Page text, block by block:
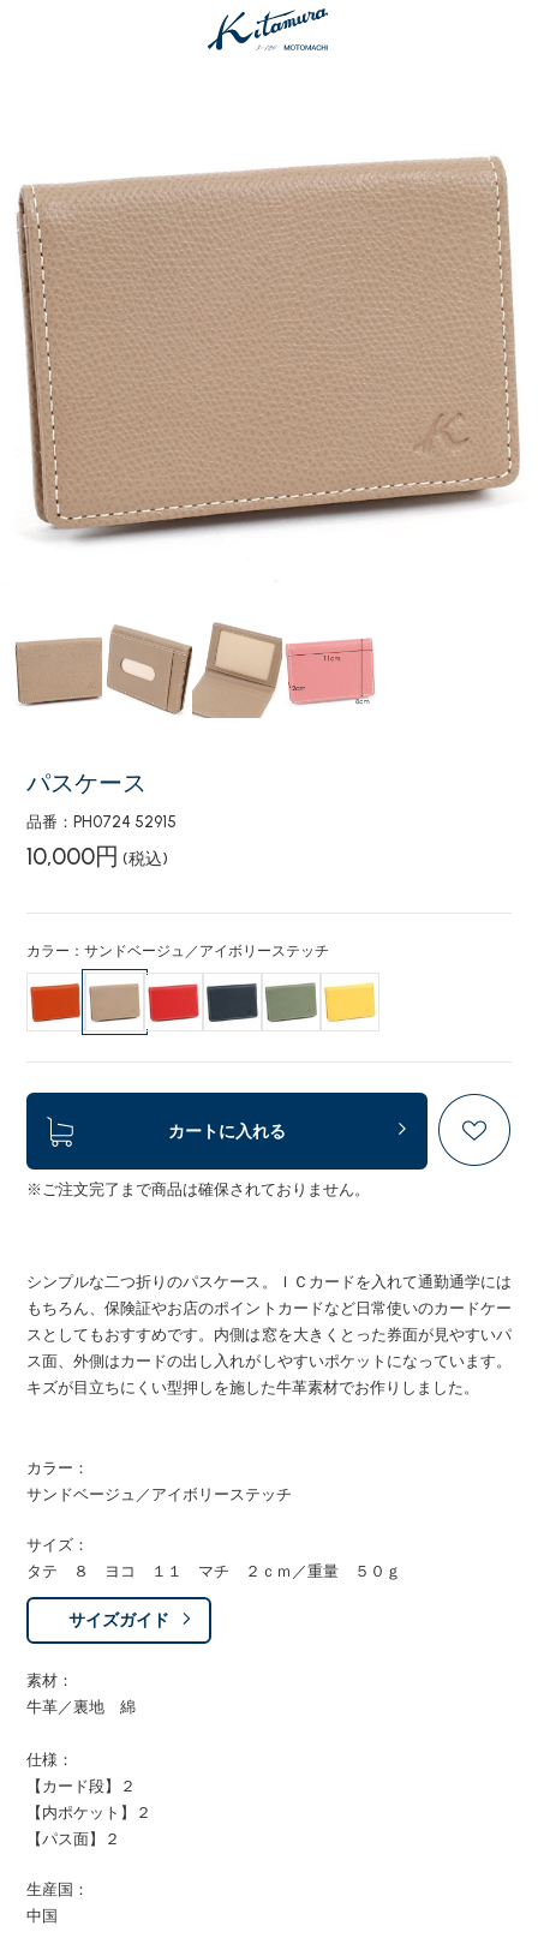
パスケース
品番：PH0724 52915
10,000円 (税込)
カラー：サンドベージュ／アイボリーステッチ
カートに入れる
※ご注文完了まで商品は確保されておりません。
シンプルな二つ折りのパスケース。ＩＣカードを入れて通勤通学には
もちろん、保険証やお店のポイントカードなど日常使いのカードケー
スとしてもおすすめです。内側は窓を大きくとった券面が見やすいパ
ス面、外側はカードの出し入れがしやすいポケットになっています。
キズが目立ちにくい型押しを施した牛革素材でお作りしました。
カラー：
サンドベージュ／アイボリーステッチ
サイズ：
タテ ８ ヨコ １１ マチ ２ｃｍ／重量 ５０ｇ
サイズガイド
素材：
牛革／裏地 綿
仕様：
【カード段】２
【内ポケット】２
【パス面】２
生産国：
中国